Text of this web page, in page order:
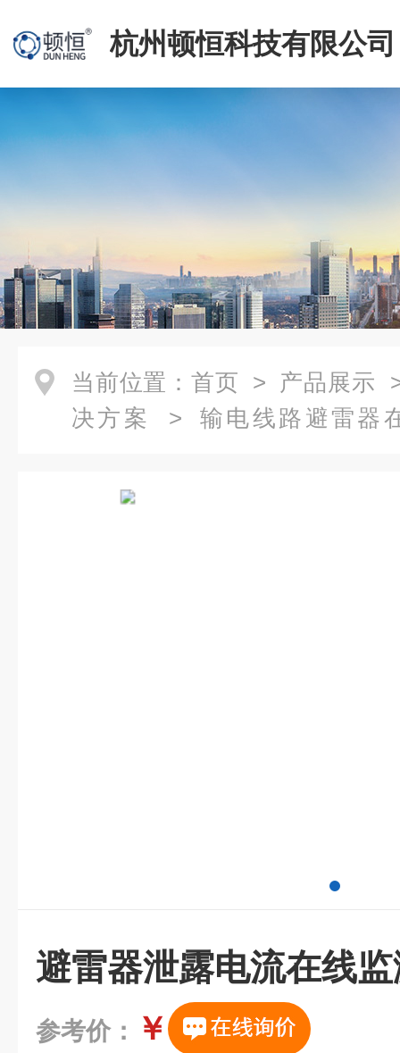
杭州顿恒科技有限公司
当前位置： 首页 > 产品展示
决方案
> 输电线路避雷器
避雷器泄露电流在线
参考价： ￥